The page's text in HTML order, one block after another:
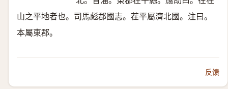
山之平地者也。司馬彪郡國志。茬平屬濟北國。注曰。
本屬東郡。
反馈